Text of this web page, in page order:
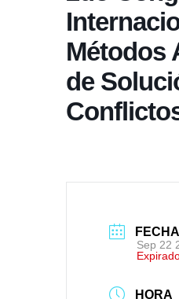
Métodos
de
FECHA
Sep 22
HORA